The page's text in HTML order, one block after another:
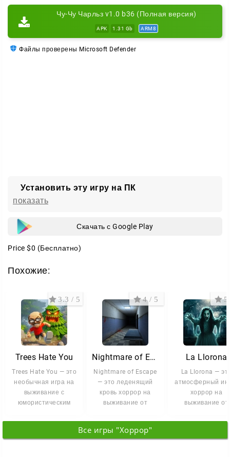
оторваться на прямых.
Тактика боя
— выбирай, когда атаковать, а когда
Заводи двигатель, держи оружие наготове и
Чу-Чу Чарльз v1.0 b36 (Полная версия)
APK 1.31 Gb ARM8
Файлы проверены Microsoft Defender
Установить эту игру на ПК
показать
Скачать с Google Play
Price $0 (Бесплатно)
Похожие:
Trees Hate You
Trees Hate You — это
необычная игра на
выживание с
юмористическим
предстоит
3.3 / 5
Nightmare of Escape
Nightmare of Escape
— это леденящий
кровь хоррор на
выживание от
который без
4 / 5
La Llorona
La Llorona —
атмосферный
хоррор на
выживание от
погружающий
5
Все игры "Хоррор"